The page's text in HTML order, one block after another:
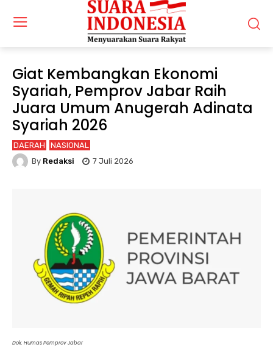
Giat Kembangkan Ekonomi
Syariah, Pemprov Jabar Raih
Juara Umum Anugerah Adinata
Syariah 2026
DAERAH
NASIONAL
By Redaksi 7 Juli 2026
Dok. Humas Pemprov Jabar